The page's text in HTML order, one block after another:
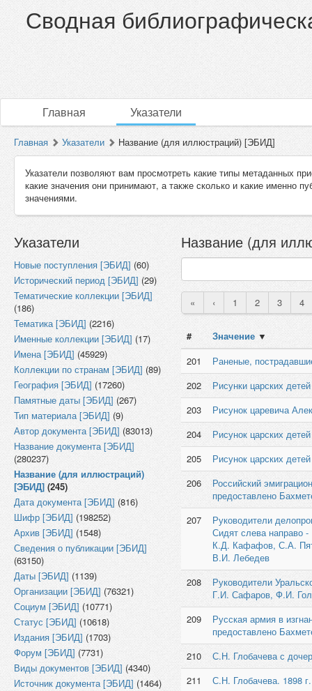
Сводная
Главная Указатели
Главная Указатели Название (для иллюстраций) [ЭБИД]
Указатели позволяют вам просмотреть какие типы метаданных
какие значения они принимают, а также сколько и какие именно
значениями.
Указатели
Новые поступления [ЭБИД] (60)
Исторический период [ЭБИД] (29)
Тематические коллекции [ЭБИД]
(186)
Тематика [ЭБИД] (2216)
Именные коллекции [ЭБИД] (17)
Имена [ЭБИД] (45929)
Коллекции по странам [ЭБИД] (89)
География [ЭБИД] (17260)
Памятные даты [ЭБИД] (267)
Тип материала [ЭБИД] (9)
Автор документа [ЭБИД] (83013)
Название документа [ЭБИД]
(280237)
Название (для иллюстраций)
[ЭБИД] (245)
Дата документа [ЭБИД] (816)
Шифр [ЭБИД] (198252)
Архив [ЭБИД] (1548)
Сведения о публикации [ЭБИД]
(63150)
Даты [ЭБИД] (1139)
Организации [ЭБИД] (76321)
Социум [ЭБИД] (10771)
Статус [ЭБИД] (10618)
Издания [ЭБИД] (1703)
Форум [ЭБИД] (7731)
Виды документов [ЭБИД] (4340)
Источник документа [ЭБИД] (1464)
Название (для
« ‹ 1 2 3 4
# Значение ▼
201
Раненые,
202
Рисунки царских детей
203
Рисунок царевича
204
Рисунок царских детей
205
Рисунок царских
206
Российский
предоставлено
207
Руководители
Сидят слева направо
К.Д. Кафафов, С.А.
В.И. Лебедев
208
Руководители
Г.И. Сафаров, Ф.И.
209
Русская армия в
предоставлено
210
С.Н. Глобачева с
211
С.Н. Глобачева. 1898 г.